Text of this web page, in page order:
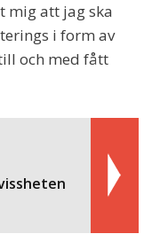
mig att jag ska
i form av
och med fått